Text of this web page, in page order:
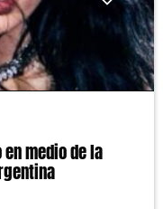
medio de la